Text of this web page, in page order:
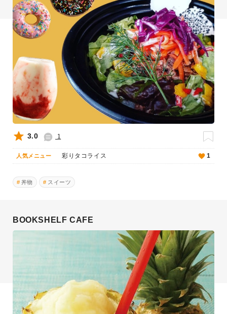
3.0 1
人気メニュー 彩りタコライス 1
丼物 スイーツ
BOOKSHELF CAFE